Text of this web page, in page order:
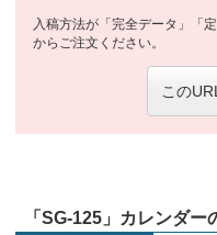
入稿方法が「完全データ」「
からご注文ください。
この
「SG-125」カレンダー